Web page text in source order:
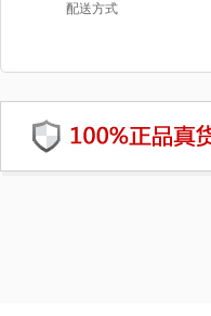
配送方式